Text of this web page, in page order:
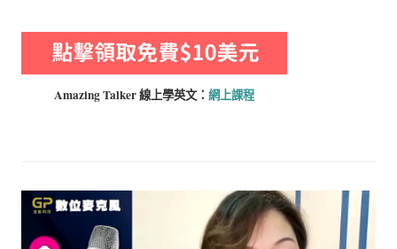
Amazing Talker 線上學英文： 網上課程